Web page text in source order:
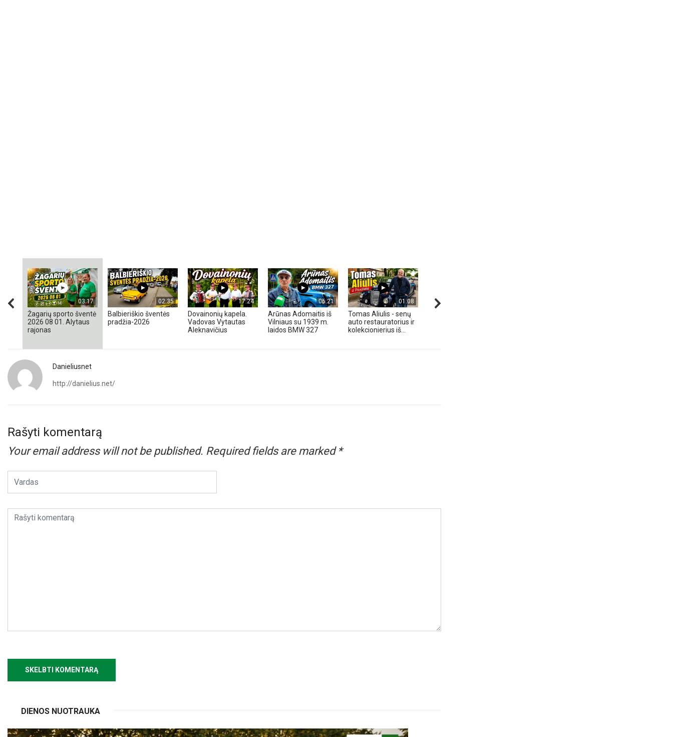
03:17
Žagarių sporto šventė
2026 08 01. Alytaus
rajonas
02:35
Balbieriškio šventės
pradžia-2026
17:24
Dovainonių kapela.
Vadovas Vytautas
Aleknavičius
06:21
Arūnas Adomaitis iš
Vilniaus su 1939 m.
laidos BMW 327
01:08
Tomas Aliulis - senų
auto restauratorius ir
kolekcionierius iš...
Danieliusnet
http://danielius.net/
Rašyti komentarą
Your email address will not be published. Required fields are marked *
DIENOS NUOTRAUKA